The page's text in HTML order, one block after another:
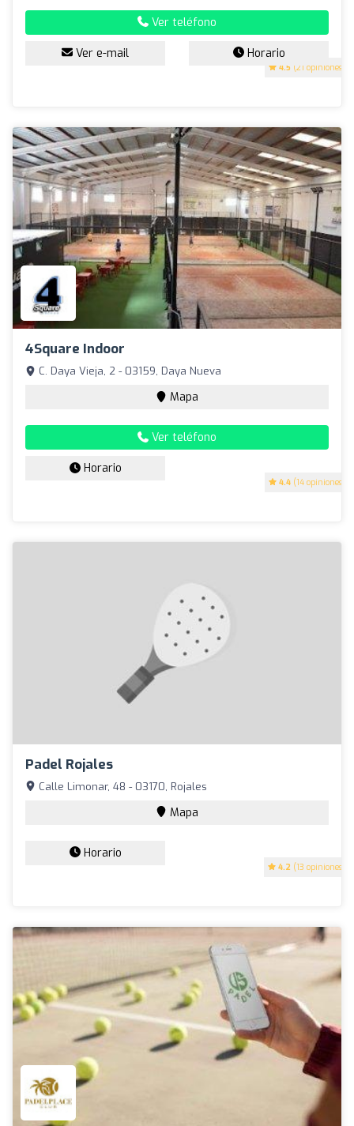
4.5 (21 opiniones)
Ver teléfono
Ver e-mail Horario
4Square Indoor
4.4 (14 opiniones)
C. Daya Vieja, 2 - 03159, Daya Nueva
Mapa
Ver teléfono
Horario
Padel Rojales
4.2 (13 opiniones)
Calle Limonar, 48 - 03170, Rojales
Mapa
Horario